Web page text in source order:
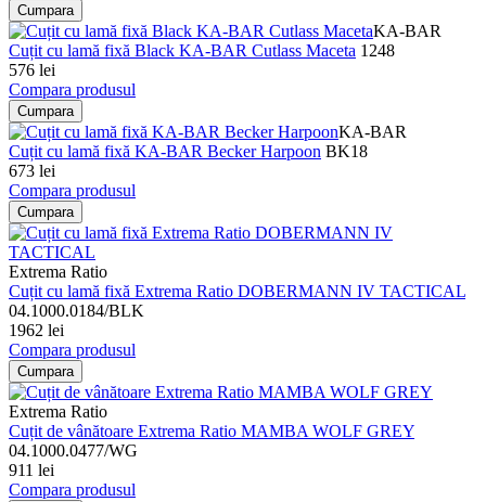
Cumpara
KA-BAR
Cuțit cu lamă fixă Black KA-BAR Cutlass Maceta 1248
576 lei
Compara produsul
Cumpara
KA-BAR
Cuțit cu lamă fixă KA-BAR Becker Harpoon BK18
673 lei
Compara produsul
Cumpara
Extrema Ratio
Cuțit cu lamă fixă Extrema Ratio DOBERMANN IV TACTICAL
04.1000.0184/BLK
1962 lei
Compara produsul
Cumpara
Extrema Ratio
Cuțit de vânătoare Extrema Ratio MAMBA WOLF GREY
04.1000.0477/WG
911 lei
Compara produsul